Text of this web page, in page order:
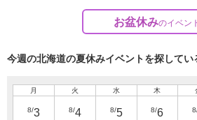
お盆休みのイベン
今週の北海道の夏休みイベントを探してい
月
8/3
火
8/4
水
8/5
木
8/6